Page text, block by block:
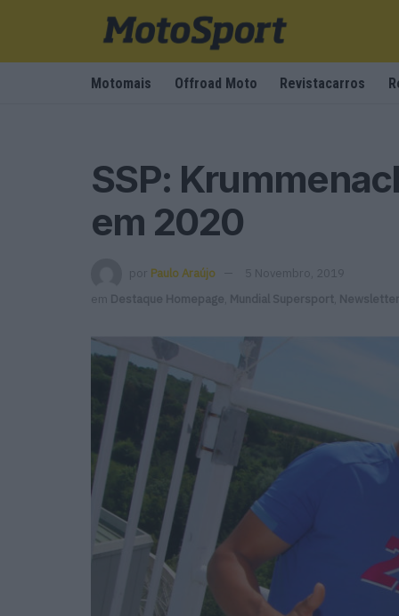
Motomais Offroad Moto Revistacarros
SSP:
em 2020
por Paulo Araújo
5 Novembro, 2019
em
Destaque Homepage Mundial Supersport Newsletter